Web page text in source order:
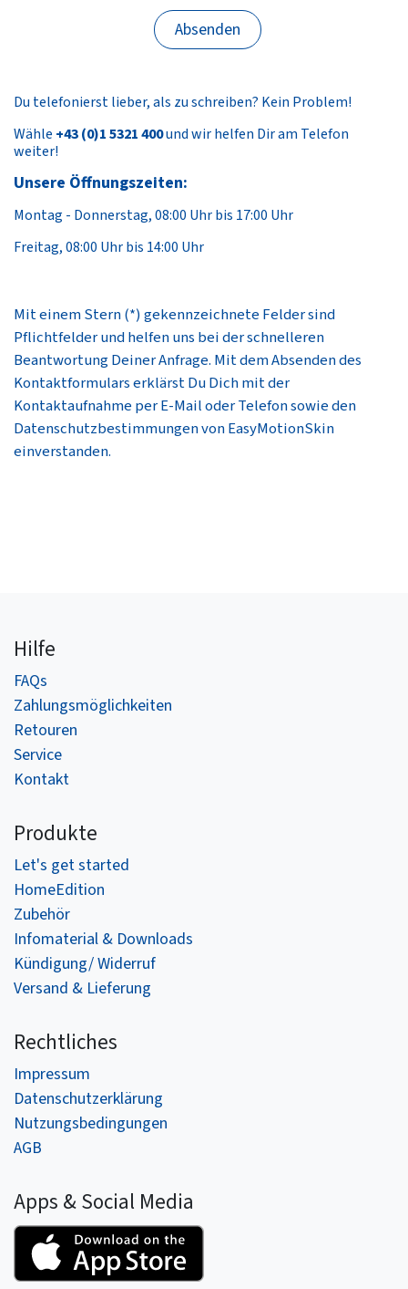
Absenden
Du telefonierst lieber, als zu schreiben? Kein Problem!
Wähle +43 (0)1 5321 400und wir helfen Dir am Telefon
weiter!
Unsere Öffnungszeiten:
Montag - Donnerstag, 08:00 Uhr bis 17:00 Uhr
Freitag, 08:00 Uhr bis 14:00 Uhr
Mit einem Stern (*) gekennzeichnete Felder sind
Pflichtfelder und helfen uns bei der schnelleren
Beantwortung Deiner Anfrage. Mit dem Absenden des
Kontaktformulars erklärst Du Dich mit der
Kontaktaufnahme per E-Mail oder Telefon sowie den
Datenschutzbestimmungen von EasyMotionSkin
einverstanden.
Hilfe
FAQs
Zahlungsmöglichkeiten​
Retouren
Service
Kontakt
Produkte
Let's get started
HomeEdition
Zubehör
Infomaterial & Downloads
Kündigung/ Widerruf
Versand & Lieferung
Rechtliches
Impressum
Datenschutzerklärung
Nutzungsbedingungen
AGB
Apps & Social Media